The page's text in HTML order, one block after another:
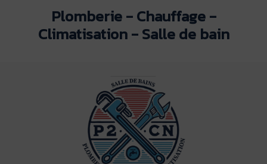
Plomberie - Chauffage -
Climatisation - Salle de bain